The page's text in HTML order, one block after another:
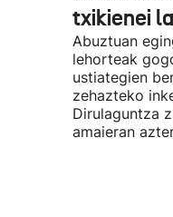
txikienei
Abuztuan
lehorteak
ustiategien
zehazteko
Dirulaguntza
amaieran